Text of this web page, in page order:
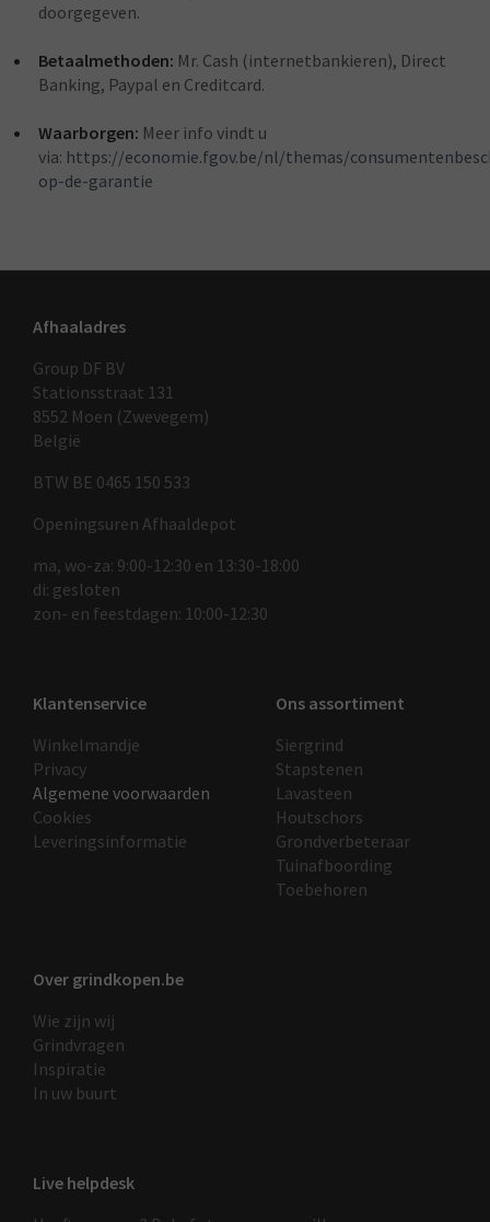
doorgegeven.
Betaalmethoden: Mr. Cash (internetbankieren), Direct
Banking, Paypal en Creditcard.
Waarborgen: Meer info vindt u
via: https://economie.fgov.be/nl/themas/
op-de-garantie
Afhaaladres
Group DF BV
Stationsstraat 131
8552 Moen (Zwevegem)
België
BTW BE 0465 150 533
Openingsuren Afhaaldepot
ma, wo-za: 9:00-12:30 en 13:30-18:00
di: gesloten
zon- en feestdagen: 10:00-12:30
Klantenservice
Winkelmandje
Privacy
Algemene voorwaarden
Cookies
Leveringsinformatie
Ons assortiment
Siergrind
Stapstenen
Lavasteen
Houtschors
Grondverbeteraar
Tuinafboording
Toebehoren
Over grindkopen.be
Wie zijn wij
Grindvragen
Inspiratie
In uw buurt
Live helpdesk